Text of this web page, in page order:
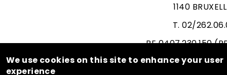
1140
T. 02/
BE 0407.230.150
We use cookies on this site to enhance your user
experience